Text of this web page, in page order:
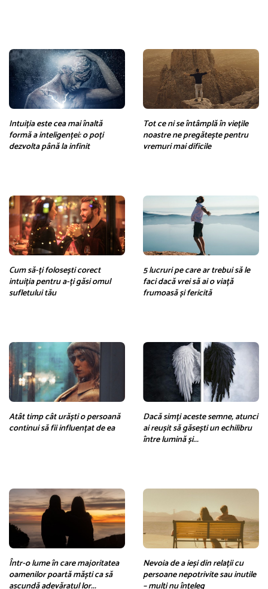
Intuiția este cea mai înaltă
formă a inteligenței: o poți
dezvolta până la infinit
Tot ce ni se întâmplă în viețile
noastre ne pregătește pentru
vremuri mai dificile
Cum să-ți folosești corect
intuiția pentru a-ți găsi omul
sufletului tău
5 lucruri pe care ar trebui să le
faci dacă vrei să ai o viață
frumoasă și fericită
Atât timp cât urăști o persoană
continui să fii influențat de ea
Dacă simți aceste semne, atunci
ai reușit să găsești un echilibru
între lumină și...
Într-o lume în care majoritatea
oamenilor poartă măști ca să
ascundă adevăratul lor...
Nevoia de a ieși din relații cu
persoane nepotrivite sau inutile
– mulți nu înțeleg